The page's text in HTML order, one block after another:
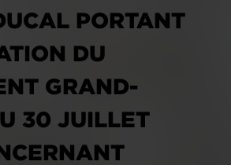
PORTANT
DU
GRAND-
30 JUILLET